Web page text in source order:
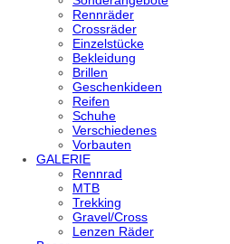
Rennräder
Crossräder
Einzelstücke
Bekleidung
Brillen
Geschenkideen
Reifen
Schuhe
Verschiedenes
Vorbauten
GALERIE
Rennrad
MTB
Trekking
Gravel/Cross
Lenzen Räder